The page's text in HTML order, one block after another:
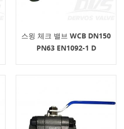
스윙 체크 밸브 WCB DN150
PN63 EN1092-1 D